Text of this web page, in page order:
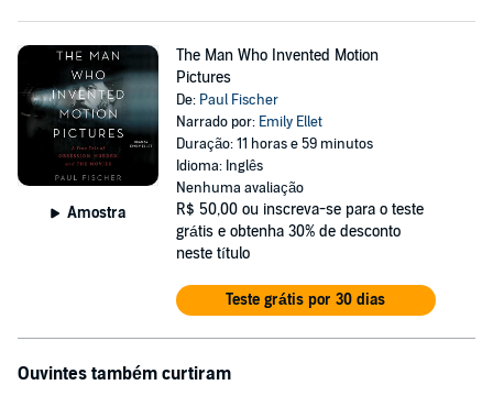
Amostra
The Man Who Invented Motion
Pictures
De: Paul Fischer
Narrado por: Emily Ellet
Duração: 11 horas e 59 minutos
Idioma: Inglês
Nenhuma avaliação
R$ 50,00 ou inscreva-se para o teste
grátis e obtenha 30% de desconto
neste título
Teste grátis por 30 dias
Ouvintes também curtiram